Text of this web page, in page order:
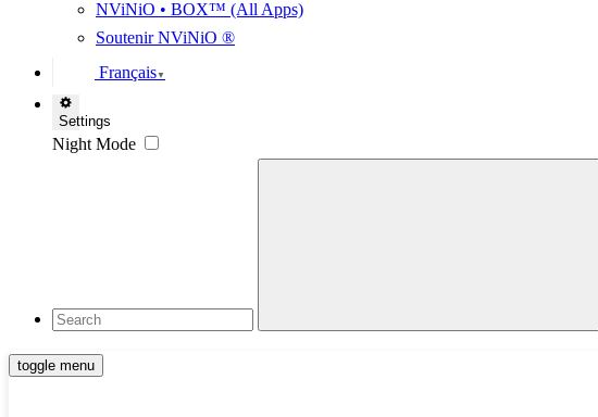
NViNiO • BOX™ (All Apps)
Soutenir NViNiO ®
Français ▼
Settings
Night Mode
toggle menu